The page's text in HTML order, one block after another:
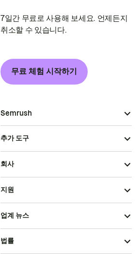
7일간 무료로 사용해 보세요. 언제든지
취소할 수 있습니다.
무료 체험 시작하기
Semrush
추가 도구
회사
지원
업계 뉴스
법률